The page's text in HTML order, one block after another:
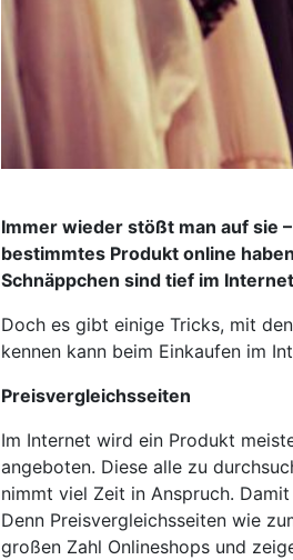
Immer wieder stößt man auf sie
bestimmtes Produkt online
Schnäppchen sind tief im
Doch es gibt einige Tricks, mit
kennen kann beim Einkaufen im
Preisvergleichsseiten
Im Internet wird ein Produkt
angeboten. Diese alle zu
nimmt viel Zeit in Anspruch.
Denn Preisvergleichsseiten wie
großen Zahl Onlineshops und